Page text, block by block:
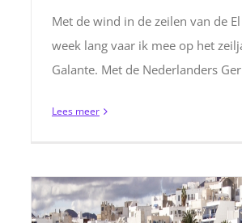
Met de wind in de zeilen van de
week lang vaar ik mee op het
Galante. Met de Nederlanders
Lees meer